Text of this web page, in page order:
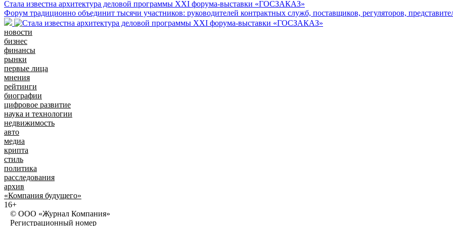
Стала известна архитектура деловой программы XXI форума-выставки «ГОСЗАКАЗ»
Форум традиционно объединит тысячи участников: руководителей контрактных служб, поставщиков, регуляторов,
новости
бизнес
финансы
рынки
первые лица
мнения
рейтинги
биографии
цифровое развитие
наука и технологии
недвижимость
авто
медиа
крипта
стиль
политика
расследования
архив
«Компания будущего»
16+
© ООО «Журнал Компания»
Регистрационный номер